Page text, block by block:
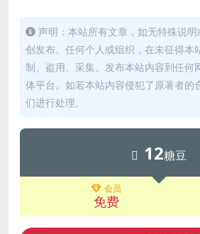
声明：本站所有文章，如无特殊说
创发布。任何个人或组织，在未征得本
制、盗用、采集、发布本站内容到任何
体平台。如若本站内容侵犯了原著者的
们进行处理。
12糖豆
会员
免费